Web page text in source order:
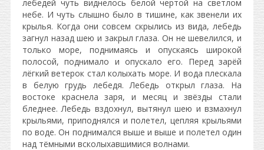
лебедей чуть виднелось белой чертой на светлом
небе. И чуть слышно было в тишине, как звенели их
крылья. Когда они совсем скрылись из вида, лебедь
загнул назад шею и закрыл глаза. Он не шевелился, и
только море, поднимаясь и опускаясь широкой
полосой, поднимало и опускало его. Перед зарёй
лёгкий ветерок стал колыхать море. И вода плескала
в белую грудь лебедя. Лебедь открыл глаза. На
востоке краснела заря, и месяц и звёзды стали
бледнее. Лебедь вздохнул, вытянул шею и взмахнул
крыльями, приподнялся и полетел, цепляя крыльями
по воде. Он поднимался выше и выше и полетел один
над тёмными всколыхавшимися волнами.